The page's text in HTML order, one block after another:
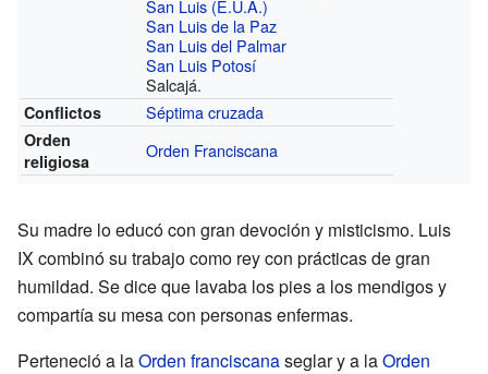
San Luis (E.U.A.)
San Luis de la Paz
San Luis del Palmar
San Luis Potosí
Salcajá.
Conflictos Séptima cruzada
Orden
religiosa
Orden Franciscana
Su madre lo educó con gran devoción y misticismo. Luis
IX combinó su trabajo como rey con prácticas de gran
humildad. Se dice que lavaba los pies a los mendigos y
compartía su mesa con personas enfermas.
Perteneció a laOrden franciscanaseglar y a laOrden